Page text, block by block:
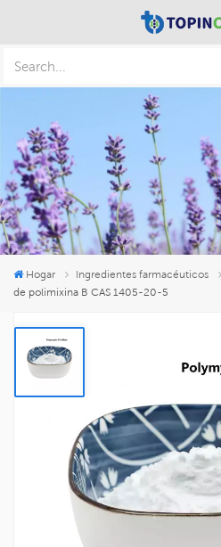
Hogar Ingredientes farmacéuticos
de polimixina B CAS 1405-20-5
Antibiótico Al Por
Polimixina B CAS
No CAS. : 1405-20-5